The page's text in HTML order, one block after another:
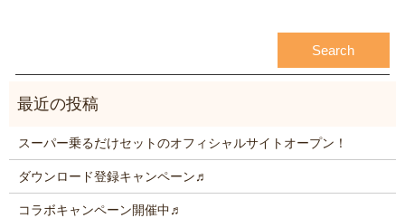
スーパー乗るだけセットのオフィシャルサイトオープン！
ダウンロード登録キャンペーン♬
コラボキャンペーン開催中♬